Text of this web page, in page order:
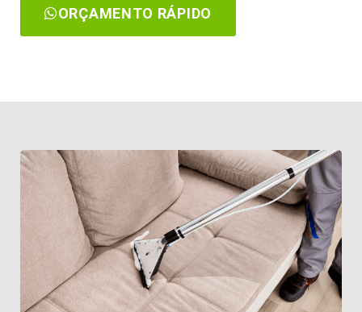
ORÇAMENTO RÁPIDO